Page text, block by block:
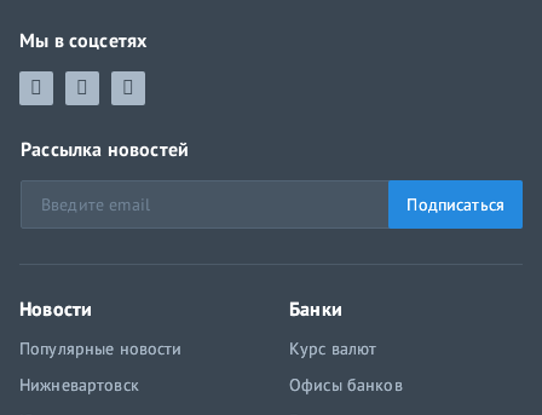
Мы в соцсетях
Рассылка новостей
Подписаться
Новости
Популярные новости
Нижневартовск
Банки
Курс валют
Офисы банков